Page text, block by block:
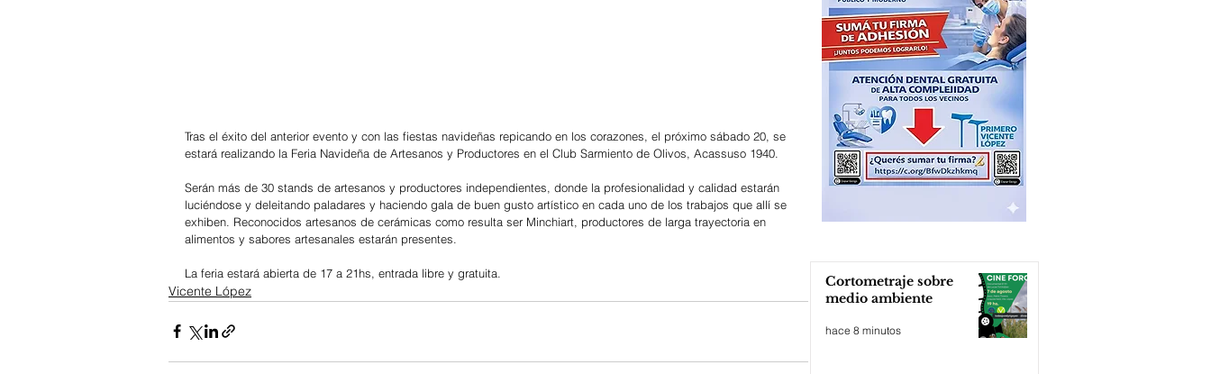
Tras el éxito del anterior evento y con las fiestas navideñas repicando en los corazones, el próximo sábado 20, se
estará realizando la Feria Navideña de Artesanos y Productores en el Club Sarmiento de Olivos, Acassuso 1940.
Serán más de 30 stands de artesanos y productores independientes, donde la profesionalidad y calidad estarán
luciéndose y deleitando paladares y haciendo gala de buen gusto artístico en cada uno de los trabajos que allí se
exhiben. Reconocidos artesanos de cerámicas como resulta ser Minchiart, productores de larga trayectoria en
alimentos y sabores artesanales estarán presentes.
La feria estará abierta de 17 a 21hs, entrada libre y gratuita.
Vicente López
Cortometraje sobre
medio ambiente
hace 8 minutos